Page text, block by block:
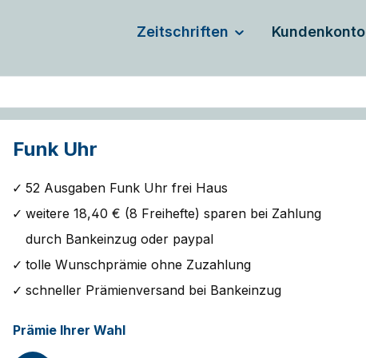
Zeitschriften Kundenkonto
Funk Uhr
Prämie Ihrer Wahl
52 Ausgaben Funk Uhr frei Haus
weitere 18,40 € (8 Freihefte) sparen bei Zahlung
durch Bankeinzug oder paypal
tolle Wunschprämie ohne Zuzahlung
schneller Prämienversand bei Bankeinzug